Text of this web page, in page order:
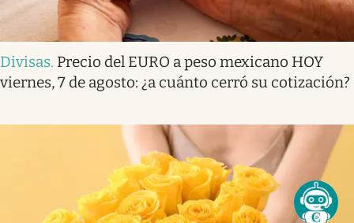
Divisas. Precio del EURO a peso mexicano HOY
viernes, 7 de agosto: ¿a cuánto cerró su cotización?